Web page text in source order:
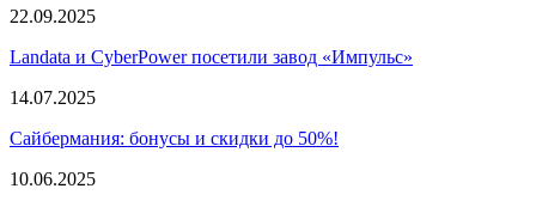
22.09.2025
Landata и CyberPower посетили завод «Импульс»
14.07.2025
Сайбермания: бонусы и скидки до 50%!
10.06.2025